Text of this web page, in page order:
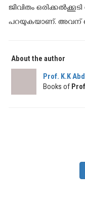
ജീവിതം
പറയുകയാണ്. അവന്
About the author
Prof. K.K
Books of